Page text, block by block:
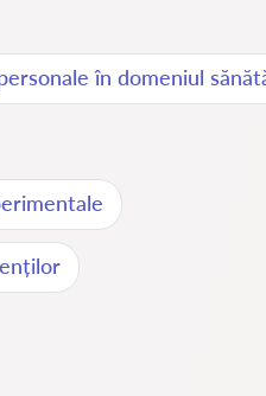
în domeniul